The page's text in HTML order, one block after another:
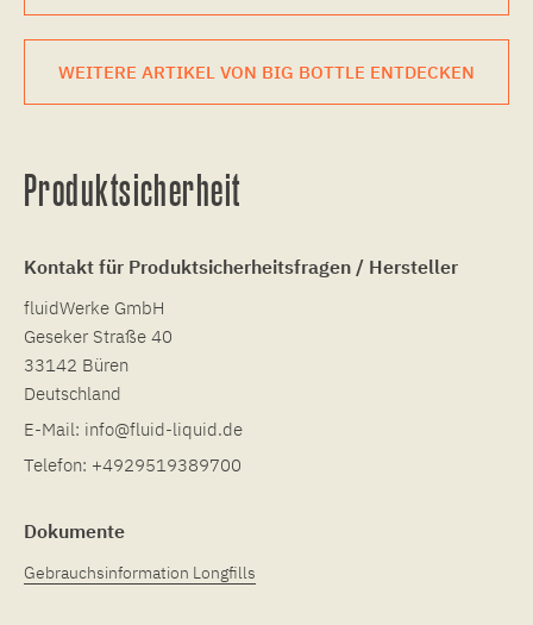
WEITERE ARTIKEL VON BIG BOTTLE ENTDECKEN
Produktsicherheit
Kontakt für Produktsicherheitsfragen / Hersteller
fluidWerke GmbH
Geseker Straße 40
33142 Büren
Deutschland
E-Mail: info@fluid-liquid.de
Telefon: +4929519389700
Dokumente
Gebrauchsinformation Longfills